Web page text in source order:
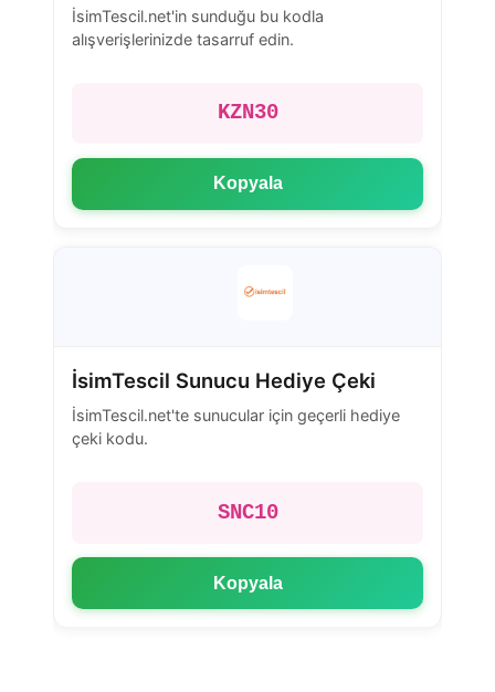
İsimTescil.net'in sunduğu bu kodla
alışverişlerinizde tasarruf edin.
KZN30
Kopyala
İsimTescil Sunucu Hediye Çeki
İsimTescil.net'te sunucular için geçerli hediye
çeki kodu.
SNC10
Kopyala